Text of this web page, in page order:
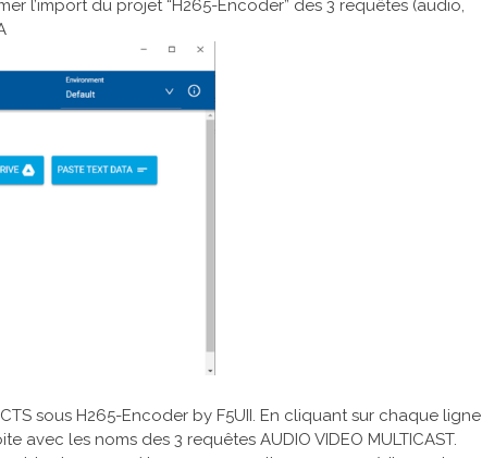
l’import du projet “H265-Encoder” des 3 requêtes (audio,
sous H265-Encoder by F5UII. En cliquant sur chaque ligne
avec les noms des 3 requêtes AUDIO VIDEO MULTICAST.